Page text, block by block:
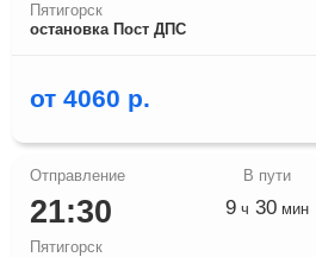
Пятигорск
остановка Пост ДПС
от 4060 р.
21:30
Пятигорск
9 ч 30 мин